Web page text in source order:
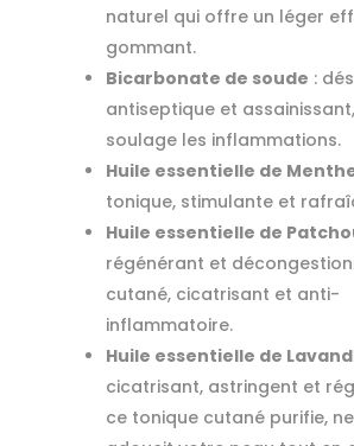
naturel qui offre un léger
gommant.
Bicarbonate de soude :
antiseptique et
soulage les inflammations.
Huile essentielle de
tonique, stimulante et
Huile essentielle de
régénérant et
cutané, cicatrisant et anti-
inflammatoire.
Huile essentielle de
cicatrisant, astringent et
ce tonique cutané purifie,